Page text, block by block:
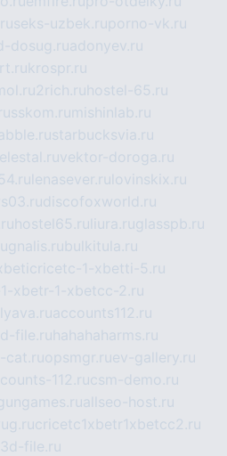
seks-uzbek.ruporno-vk.ru
dosug.ruadonyev.ru
krospr.ru
2rich.ru hostel-65.ru
mishinlab.ru
starbucksvia.ru
elestal.ruvektor-doroga.ru
lenasever.ru lovinskix.ru
discofoxworld.ru
hostel65.ru liura.ruglasspb.ru
gnalis.rubulkitula.ru
1-xbetti-5.ru
xbetr-1-xbetcc-2.ru
accounts112.ru
file.ru hahahaharms.ru
cat.ruopsmgr.ruev-gallery.ru
112.rucsm-demo.ru
allseo-host.ru
cricetc1xbetr1xbetcc2.ru
3d-file.ru